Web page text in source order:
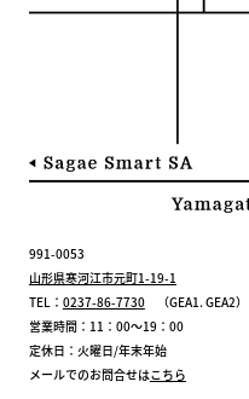
991-0053
山形県寒河江市元町1-19-1
TEL： 0237-86-7730（GEA1. GEA2）
営業時間：11：00～19：00
定休日：火曜日/年末年始
メールでのお問合せはこちら